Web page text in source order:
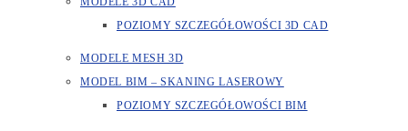
POZIOMY SZCZEGÓŁOWOŚCI 3D CAD
MODELE MESH 3D
MODEL BIM – SKANING LASEROWY
POZIOMY SZCZEGÓŁOWOŚCI BIM